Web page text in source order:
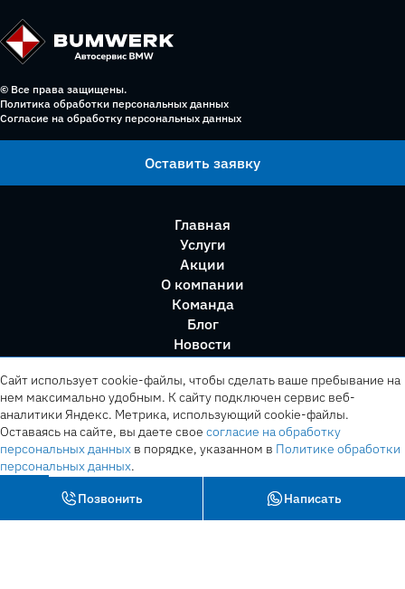
© Все права защищены.
Политика обработки персональных данных
Согласие на обработку персональных данных
Оставить заявку
Главная
Услуги
Акции
О компании
Команда
Блог
Новости
Позвонить Написать
Сайт использует cookie-файлы, чтобы сделать ваше пребывание на
нем максимально удобным. К cайту подключен сервис веб-
аналитики Яндекс. Метрика, использующий cookie-файлы.
Оставаясь на сайте, вы даете свое согласие на обработку
персональных данных в порядке, указанном в Политике обработки
персональных данных.